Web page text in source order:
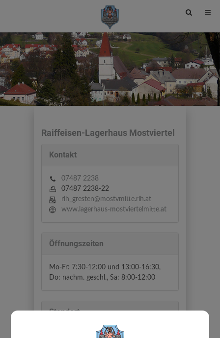
Site
toggle
Raiffeisen-Lagerhaus Mostviertel
Kontakt
07487 2238
07487 2238-22
rlh_gresten@mostvmitte.rlh.at
www.lagerhaus-mostviertelmitte.at
Öffnungszeiten
Mo-Fr: 7:30-12:00 und 13:00-16:30,
Do: nachm. geschl., Sa: 8:00-12:00
Standort
Bahnhofstraße 10